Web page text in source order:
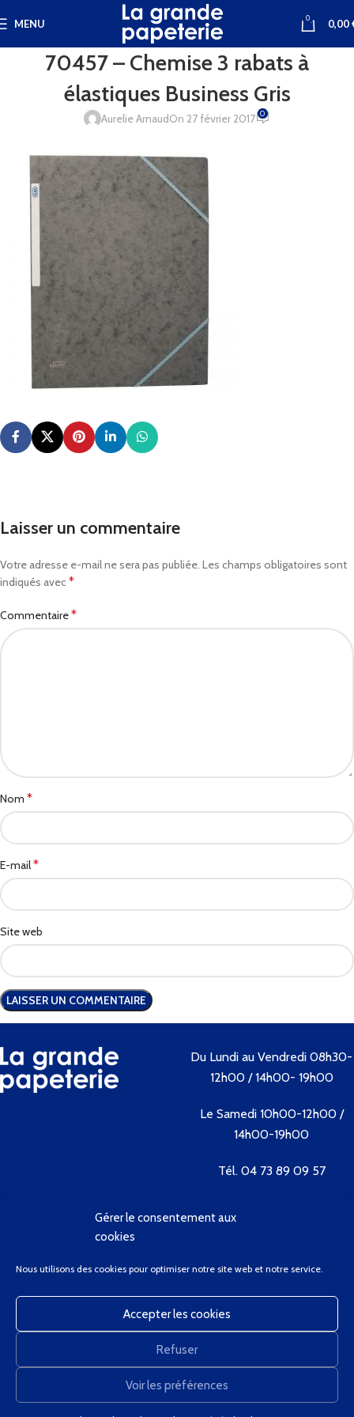
Gérer le consentement aux
cookies
Nous utilisons des cookies pour optimiser notre site web et notre service.
Accepter les cookies
Refuser
Voir les préférences
MENU 0 0,00
70457 – Chemise 3 rabats à
élastiques Business Gris
Aurelie ArnaudOn 27 février 2017 0
Laisser un commentaire
Votre adresse e-mail ne sera pas publiée. Les champs obligatoires sont
indiqués avec *
Commentaire*
Nom *
E-mail*
Site web
Du Lundi au Vendredi 08h30-
12h00 / 14h00- 19h00
Le Samedi 10h00-12h00 /
14h00-19h00
Tél. 04 73 89 09 57
Contactez-nous
Bienvenue
Contactez-Nous
Client Privilège
Mon Compte
Panier
Nous utilisons des cookies pour améliorer votre expérience sur notre site